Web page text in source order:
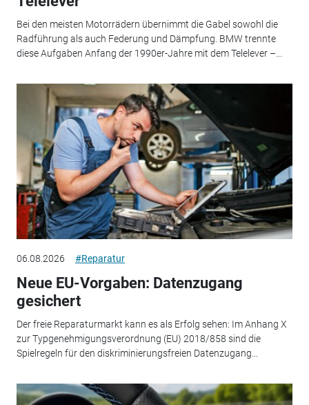
Bei den meisten Motorrädern übernimmt die Gabel sowohl die
Radführung als auch Federung und Dämpfung. BMW trennte
diese Aufgaben Anfang der 1990er-Jahre mit dem Telelever –...
06.08.2026 #Reparatur
Neue EU-Vorgaben: Datenzugang
gesichert
Der freie Reparaturmarkt kann es als Erfolg sehen: Im Anhang X
zur Typgenehmigungsverordnung (EU) 2018/858 sind die
Spielregeln für den diskriminierungsfreien Datenzugang...